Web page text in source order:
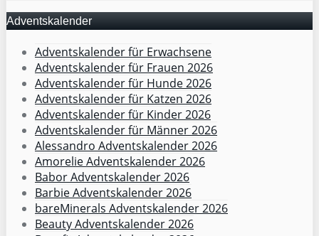
Adventskalender
Adventskalender für Erwachsene
Adventskalender für Frauen 2026
Adventskalender für Hunde 2026
Adventskalender für Katzen 2026
Adventskalender für Kinder 2026
Adventskalender für Männer 2026
Alessandro Adventskalender 2026
Amorelie Adventskalender 2026
Babor Adventskalender 2026
Barbie Adventskalender 2026
bareMinerals Adventskalender 2026
Beauty Adventskalender 2026